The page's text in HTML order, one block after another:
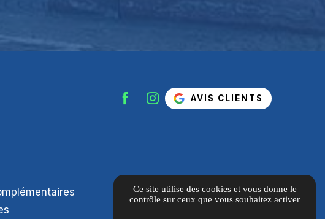
AVIS CLIENTS
Ce site utilise des cookies et vous donne le
contrôle sur ceux que vous souhaitez activer